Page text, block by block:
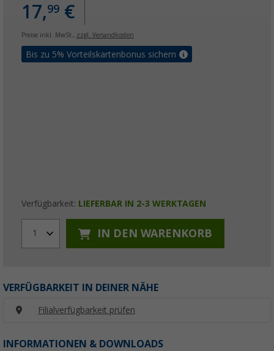
17,99 €
Preise inkl. MwSt., zzgl. Versandkosten
Bis zu 5% Vorteilskartenbonus sichern
Verfügbarkeit: LIEFERBAR IN 2-3 WERKTAGEN
1 IN DEN WARENKORB
VERFÜGBARKEIT IN DEINER NÄHE
Filialverfügbarkeit prüfen
INFORMATIONEN & DOWNLOADS